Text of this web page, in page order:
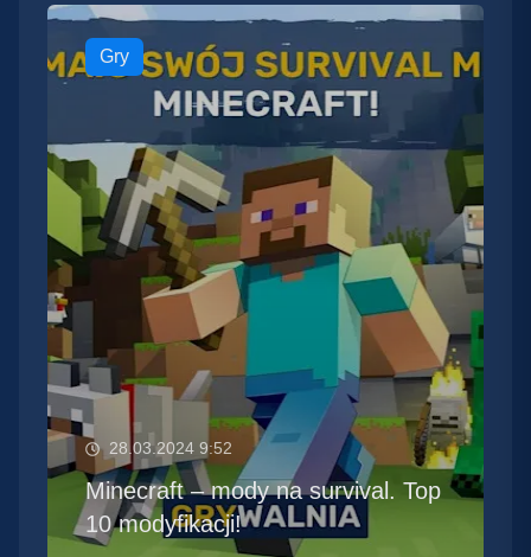
Gry
28.03.2024 9:52
Minecraft – mody na survival. Top
10 modyfikacji!